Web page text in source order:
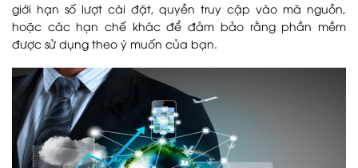
giới hạn số lượt cài đặt, quyền truy cập vào mã nguồn,
hoặc các hạn chế khác để đảm bảo rằng phần mềm
được sử dụng theo ý muốn của bạn.